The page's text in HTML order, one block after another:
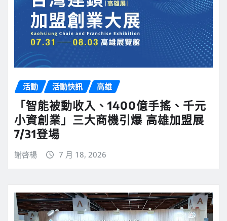
活動 活動快訊 高雄
「智能被動收入、1400億手搖、千元
小資創業」三大商機引爆 高雄加盟展
7/31登場
謝啓楊 7 月 18, 2026